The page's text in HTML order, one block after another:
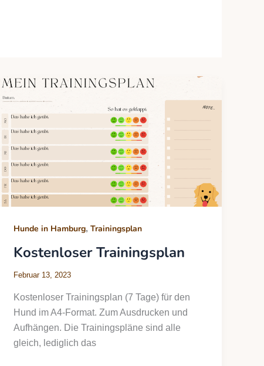
Hunde in Hamburg,Trainingsplan
Kostenloser Trainingsplan
Februar 13, 2023
Kostenloser Trainingsplan (7 Tage) für den
Hund im A4-Format. Zum Ausdrucken und
Aufhängen. Die Trainingspläne sind alle
gleich, lediglich das